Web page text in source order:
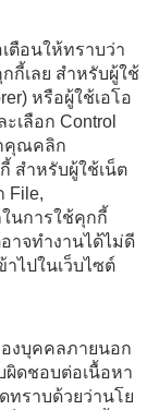
ตือนให้ทราบว่า
กี้เลย สำหรับผู้ใช้
หรือผู้ใช้เอโอ
เลือก Control
กคุณคลิก
สำหรับผู้ใช้เน็ต
File,
ในการใช้คุกกี้
าจทำงานได้ไม่ดี
ไปในเว็บไซต์
องบุคคลภายนอก
ผิดชอบต่อเนื้อหา
ทราบด้วยว่านโย